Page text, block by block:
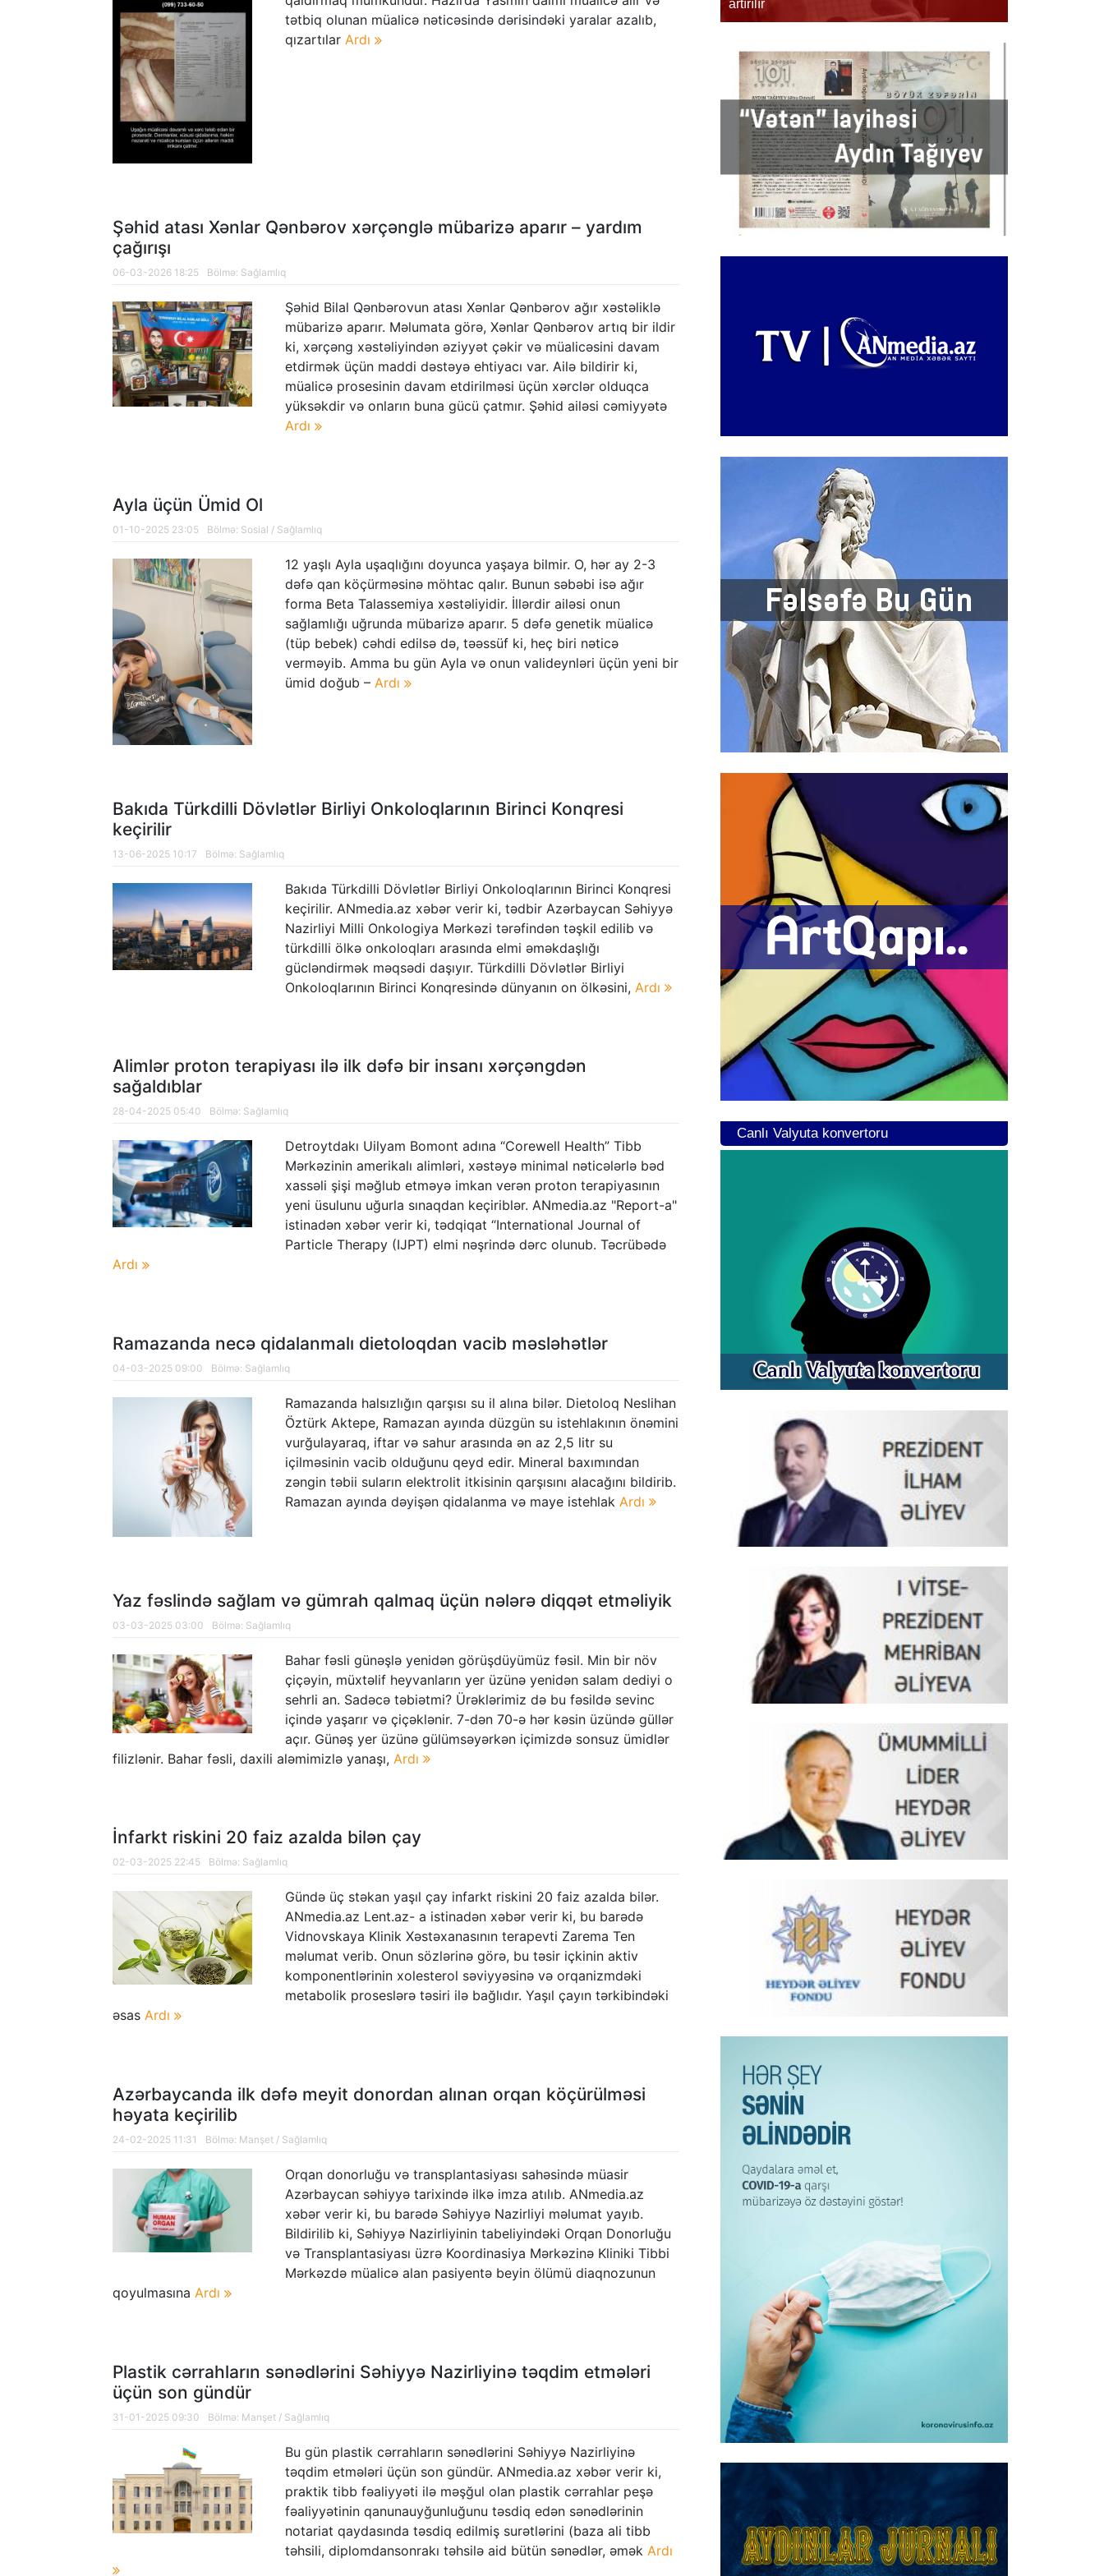
tətbiq olunan müalicə nəticəsində dərisindəki yaralar azalıb,
qızartılar Ardı
Şəhid atası Xənlar Qənbərov xərçənglə mübarizə aparır – yardım
çağırışı
06-03-2026 18:25 Bölmə: Sağlamlıq
Şəhid Bilal Qənbərovun atası Xənlar Qənbərov ağır xəstəliklə
mübarizə aparır. Məlumata görə, Xənlar Qənbərov artıq bir ildir
ki, xərçəng xəstəliyindən əziyyət çəkir və müalicəsini davam
etdirmək üçün maddi dəstəyə ehtiyacı var. Ailə bildirir ki,
müalicə prosesinin davam etdirilməsi üçün xərclər olduqca
yüksəkdir və onların buna gücü çatmır. Şəhid ailəsi cəmiyyətə
Ardı
Ayla üçün Ümid Ol
01-10-2025 23:05 Bölmə: Sosial / Sağlamlıq
12 yaşlı Ayla uşaqlığını doyunca yaşaya bilmir. O, hər ay 2-3
dəfə qan köçürməsinə möhtac qalır. Bunun səbəbi isə ağır
forma Beta Talassemiya xəstəliyidir. İllərdir ailəsi onun
sağlamlığı uğrunda mübarizə aparır. 5 dəfə genetik müalicə
(tüp bebek) cəhdi edilsə də, təəssüf ki, heç biri nəticə
verməyib. Amma bu gün Ayla və onun valideynləri üçün yeni bir
ümid doğub – Ardı
Bakıda Türkdilli Dövlətlər Birliyi Onkoloqlarının Birinci Konqresi
keçirilir
13-06-2025 10:17 Bölmə: Sağlamlıq
Bakıda Türkdilli Dövlətlər Birliyi Onkoloqlarının Birinci Konqresi
keçirilir. ANmedia.az xəbər verir ki, tədbir Azərbaycan Səhiyyə
Nazirliyi Milli Onkologiya Mərkəzi tərəfindən təşkil edilib və
türkdilli ölkə onkoloqları arasında elmi əməkdaşlığı
gücləndirmək məqsədi daşıyır. Türkdilli Dövlətlər Birliyi
Onkoloqlarının Birinci Konqresində dünyanın on ölkəsini, Ardı
Alimlər proton terapiyası ilə ilk dəfə bir insanı xərçəngdən
sağaldıblar
28-04-2025 05:40 Bölmə: Sağlamlıq
Detroytdakı Uilyam Bomont adına “Corewell Health” Tibb
Mərkəzinin amerikalı alimləri, xəstəyə minimal nəticələrlə bəd
xassəli şişi məğlub etməyə imkan verən proton terapiyasının
yeni üsulunu uğurla sınaqdan keçiriblər. ANmedia.az "Report-a"
istinadən xəbər verir ki, tədqiqat “International Journal of
Particle Therapy (IJPT) elmi nəşrində dərc olunub. Təcrübədə
Ardı
Ramazanda necə qidalanmalı dietoloqdan vacib məsləhətlər
04-03-2025 09:00 Bölmə: Sağlamlıq
Ramazanda halsızlığın qarşısı su il alına bilər. Dietoloq Neslihan
Öztürk Aktepe, Ramazan ayında düzgün su istehlakının önəmini
vurğulayaraq, iftar və sahur arasında ən az 2,5 litr su
içilməsinin vacib olduğunu qeyd edir. Mineral baxımından
zəngin təbii suların elektrolit itkisinin qarşısını alacağını bildirib.
Ramazan ayında dəyişən qidalanma və maye istehlak Ardı
Yaz fəslində sağlam və gümrah qalmaq üçün nələrə diqqət etməliyik
03-03-2025 03:00 Bölmə: Sağlamlıq
Bahar fəsli günəşlə yenidən görüşdüyümüz fəsil. Min bir növ
çiçəyin, müxtəlif heyvanların yer üzünə yenidən salam dediyi o
sehrli an. Sadəcə təbiətmi? Ürəklərimiz də bu fəsildə sevinc
içində yaşarır və çiçəklənir. 7-dən 70-ə hər kəsin üzündə güllər
açır. Günəş yer üzünə gülümsəyərkən içimizdə sonsuz ümidlər
filizlənir. Bahar fəsli, daxili aləmimizlə yanaşı, Ardı
İnfarkt riskini 20 faiz azalda bilən çay
02-03-2025 22:45 Bölmə: Sağlamlıq
Gündə üç stəkan yaşıl çay infarkt riskini 20 faiz azalda bilər.
ANmedia.az Lent.az- a istinadən xəbər verir ki, bu barədə
Vidnovskaya Klinik Xəstəxanasının terapevti Zarema Ten
məlumat verib. Onun sözlərinə görə, bu təsir içkinin aktiv
komponentlərinin xolesterol səviyyəsinə və orqanizmdəki
metabolik proseslərə təsiri ilə bağlıdır. Yaşıl çayın tərkibindəki
əsas Ardı
Azərbaycanda ilk dəfə meyit donordan alınan orqan köçürülməsi
həyata keçirilib
24-02-2025 11:31 Bölmə: Manşet / Sağlamlıq
Orqan donorluğu və transplantasiyası sahəsində müasir
Azərbaycan səhiyyə tarixində ilkə imza atılıb. ANmedia.az
xəbər verir ki, bu barədə Səhiyyə Nazirliyi məlumat yayıb.
Bildirilib ki, Səhiyyə Nazirliyinin tabeliyindəki Orqan Donorluğu
və Transplantasiyası üzrə Koordinasiya Mərkəzinə Kliniki Tibbi
Mərkəzdə müalicə alan pasiyentə beyin ölümü diaqnozunun
qoyulmasına Ardı
Plastik cərrahların sənədlərini Səhiyyə Nazirliyinə təqdim etmələri
üçün son gündür
31-01-2025 09:30 Bölmə: Manşet / Sağlamlıq
Bu gün plastik cərrahların sənədlərini Səhiyyə Nazirliyinə
təqdim etmələri üçün son gündür. ANmedia.az xəbər verir ki,
praktik tibb fəaliyyəti ilə məşğul olan plastik cərrahlar peşə
fəaliyyətinin qanunauyğunluğunu təsdiq edən sənədlərinin
notariat qaydasında təsdiq edilmiş surətlərini (baza ali tibb
təhsili, diplomdansonrakı təhsilə aid bütün sənədlər, əmək Ardı
kəşfiyyatçıların ailə üzvləri Şuşaya səfər edib
artırılır
Canlı Valyuta konvertoru